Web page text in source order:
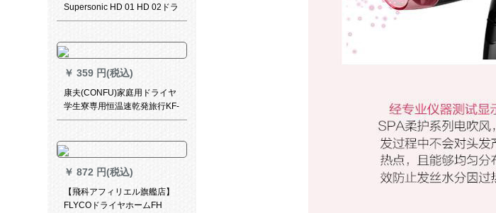
Supersonic HD 01 HD 02ドラ
イヤの専门版に100元をプリ
しました。
￥ 359 円(税込)
康夫(CONFU)家庭用ドライヤ
学生寮専用恒温速乾発旅行KF-
3115バラ金
￥ 872 円(税込)
【飛科アフィリエル旗艦店】
FLYCOドライヤホームFH